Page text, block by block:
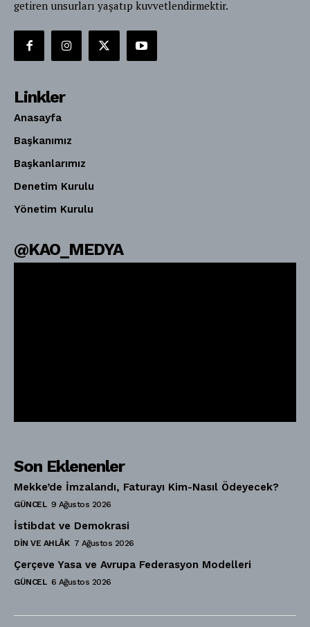
getiren unsurları yaşatıp kuvvetlendirmektir.
Linkler
Anasayfa
Başkanımız
Başkanlarımız
Denetim Kurulu
Yönetim Kurulu
@KAO_MEDYA
Son Eklenenler
Mekke’de İmzalandı, Faturayı Kim-Nasıl Ödeyecek?
GÜNCEL 9 Ağustos 2026
İstibdat ve Demokrasi
DIN VE AHLÂK 7 Ağustos 2026
Çerçeve Yasa ve Avrupa Federasyon Modelleri
GÜNCEL 6 Ağustos 2026